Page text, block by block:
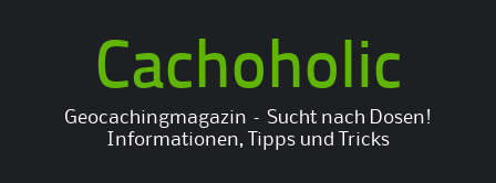
Cachoholic
Geocachingmagazin – Sucht nach Dosen!
Informationen, Tipps und Tricks